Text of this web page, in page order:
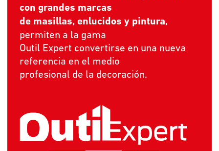
con grandes marcas
de masillas, enlucidos y pintura,
permiten a la gama
Outil Expert convertirse en una nueva
referencia en el medio
profesional de la decoración.